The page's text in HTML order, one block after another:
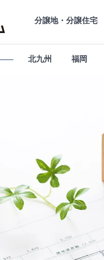
分譲地・分譲住宅
北九州 福岡